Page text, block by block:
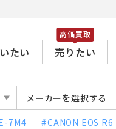
たい 売りたい
高価買取
メーカーを選択する
7M4 CANON EOS